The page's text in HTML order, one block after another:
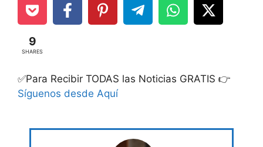
9
SHARES
✅Para Recibir TODAS las Noticias GRATIS 👉
Síguenos desde Aquí